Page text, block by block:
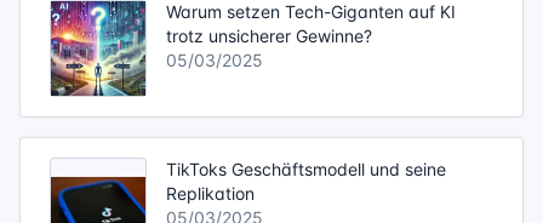
Warum setzen Tech-Giganten auf KI
trotz unsicherer Gewinne?
05/03/2025
TikToks Geschäftsmodell und seine
Replikation
05/03/2025